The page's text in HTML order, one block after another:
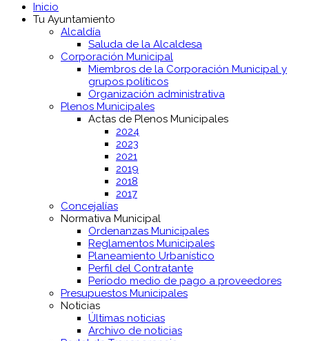
Inicio
Tu Ayuntamiento
Alcaldía
Saluda de la Alcaldesa
Corporación Municipal
Miembros de la Corporación Municipal y
grupos políticos
Organización administrativa
Plenos Municipales
Actas de Plenos Municipales
2024
2023
2021
2019
2018
2017
Concejalías
Normativa Municipal
Ordenanzas Municipales
Reglamentos Municipales
Planeamiento Urbanístico
Perfil del Contratante
Período medio de pago a proveedores
Presupuestos Municipales
Noticias
Últimas noticias
Archivo de noticias